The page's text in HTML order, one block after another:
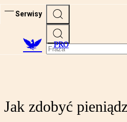
Serwisy
PRO
Jak zdobyć